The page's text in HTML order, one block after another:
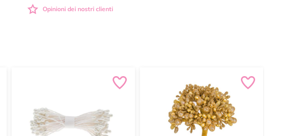
Opinioni dei nostri clienti